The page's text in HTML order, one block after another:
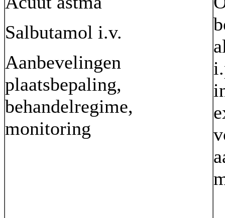
Salbutamol i.v.
Aanbevelingen
plaatsbepaling,
behandelregime,
monitoring